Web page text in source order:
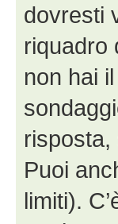
dovresti
riquadro
non hai
Puoi
limiti).